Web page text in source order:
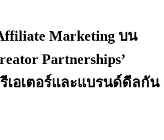
Marketing บน
Partnerships’
เอเตอร์และแบรนด์ดีลกัน